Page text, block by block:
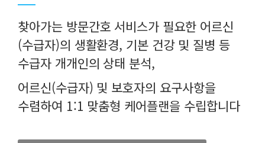
찾아가는 방문간호 서비스가 필요한 어르신
(수급자)의 생활환경, 기본 건강 및 질병 등
수급자 개개인의 상태 분석,
어르신(수급자) 및 보호자의 요구사항을
수렴하여 1:1 맞춤형 케어플랜을 수립합니다